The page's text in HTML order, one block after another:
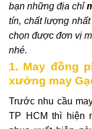
bạn những địa chỉ
tín, chất lượng
chọn được đơn vị
nhé.
1. May đồng
xưởng may
Trước nhu cầu
TP HCM thì hiện